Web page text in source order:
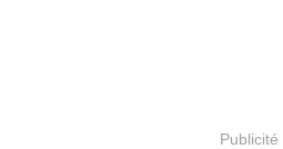
Publicité